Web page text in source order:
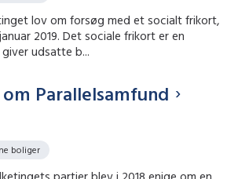
lov om forsøg med et socialt frikort,
2019. Det sociale frikort er en
udsatte b...
Parallelsamfund
boliger
partier blev i 2018 enige om en